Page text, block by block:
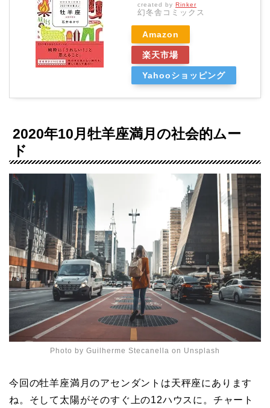
created by Rinker
幻冬舎コミックス
Amazon
楽天市場
Yahooショッピング
2020年10月牡羊座満月の社会的ムー
ド
Photo by Guilherme Stecanella on Unsplash
今回の牡羊座満月のアセンダントは天秤座にあります
ね。そして太陽がそのすぐ上の12ハウスに。チャート